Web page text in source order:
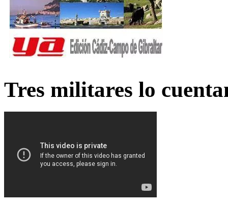
Tres militares lo